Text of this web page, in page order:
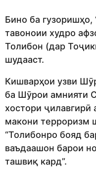
Бино ба
тавоноии худро
Толибон (дар
шудааст.
Кишварҳои узви
ба Шӯрои амнияти
хостори ҷилавгирӣ
макони терроризм
“Толибонро бояд
ваъдаашон барои
ташвиқ кард”.